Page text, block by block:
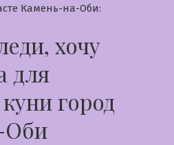
Камень-на-Оби:
хочу
для
город
Оби